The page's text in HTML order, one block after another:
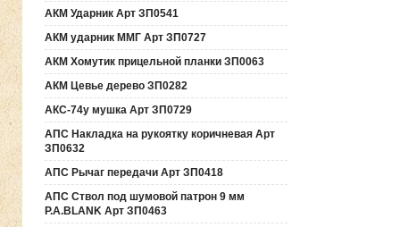
АКМ Ударник Арт ЗП0541
АКМ ударник ММГ Арт ЗП0727
АКМ Хомутик прицельной планки ЗП0063
АКМ Цевье дерево ЗП0282
АКС-74у мушка Арт ЗП0729
АПС Накладка на рукоятку коричневая Арт
ЗП0632
АПС Рычаг передачи Арт ЗП0418
АПС Ствол под шумовой патрон 9 мм
P.A.BLANK Арт ЗП0463